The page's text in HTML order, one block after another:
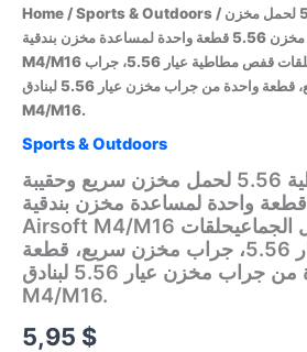
Home /Sports & Outdoors / حلقات قفص مطاطية 5.56 لحمل مخزن
سريع وحقيبة مخزن 5.56 قطعة واحدة لمساعدة مخزن بندقية Airsoft
M4/M16 من قسم التعديل الجماعيحلقات قفص مطاطية عيار 5.56، جراب
مخزن سريع، قطعة واحدة من جراب مخزن عيار 5.56 لبنادق Airsoft
M4/M16.
Sports & Outdoors
حلقات قفص مطاطية 5.56 لحمل مخزن سريع وحقيبة
مخزن 5.56 قطعة واحدة لمساعدة مخزن بندقية
Airsoft M4/M16 من قسم التعديل الجماعيحلقات
قفص مطاطية عيار 5.56، جراب مخزن سريع، قطعة
واحدة من جراب مخزن عيار 5.56 لبنادق Airsoft
M4/M16.
5,95 $